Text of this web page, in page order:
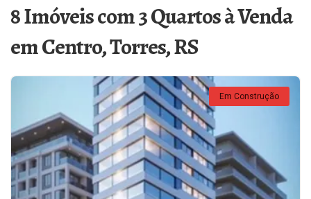
8 Imóveis com 3 Quartos à Venda
em Centro, Torres, RS
Em Construção